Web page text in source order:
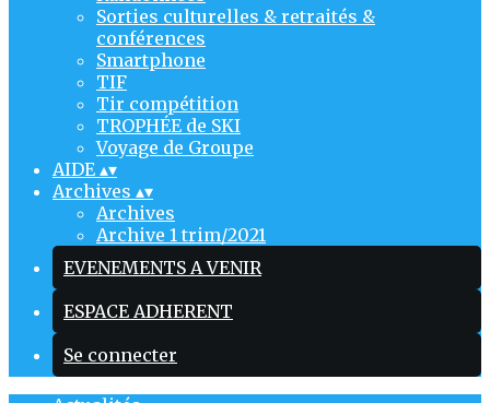
Sorties culturelles & retraités &
conférences
Smartphone
TIF
Tir compétition
TROPHÉE de SKI
Voyage de Groupe
AIDE ▴▾
Archives ▴▾
Archives
Archive 1 trim/2021
EVENEMENTS A VENIR
ESPACE ADHERENT
Se connecter